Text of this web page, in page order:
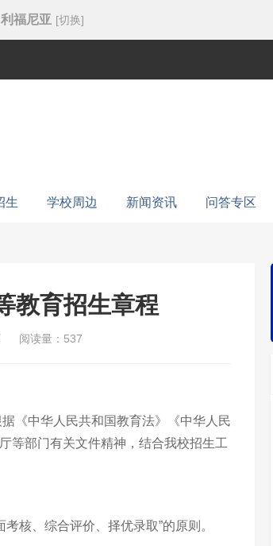
福尼亚 [切换]
生 学校周边 新闻资讯 问答专区
教育招生章程
阅读量：537
《中华人民共和国教育法》《中华人民
等部门有关文件精神，结合我校招生工
核、综合评价、择优录取”的原则。